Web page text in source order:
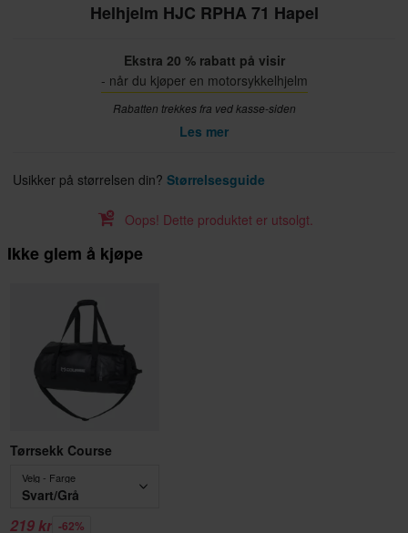
Helhjelm HJC RPHA 71 Hapel
Ekstra 20 % rabatt på visir
- når du kjøper en motorsykkelhjelm
Rabatten trekkes fra ved kasse-siden
Les mer
Usikker på størrelsen din? Størrelsesguide
Oops! Dette produktet er utsolgt.
Ikke glem å kjøpe
Tørrsekk Course
Velg - Farge
Svart/Grå
219 kr -62%